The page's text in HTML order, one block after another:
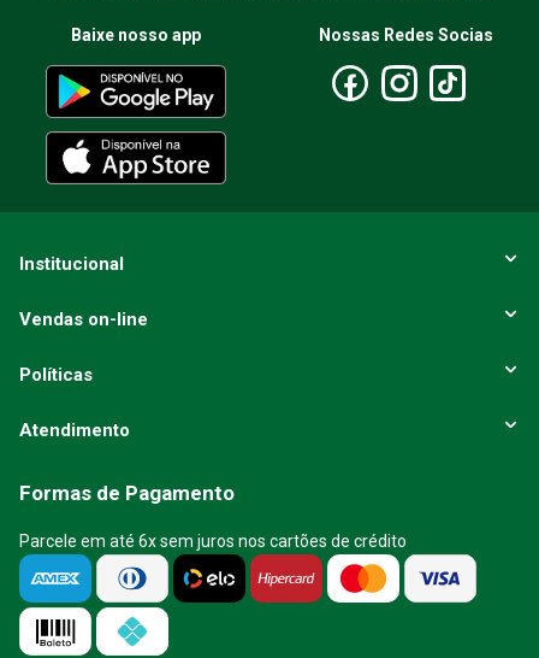
Escreva uma avaliação
ENVIAR AVALIAÇÃO
Baixe nosso app Nossas Redes Socias
Institucional
Vendas on-line
Políticas
Atendimento
Formas de Pagamento
Parcele em até 6x sem juros nos cartões de crédito